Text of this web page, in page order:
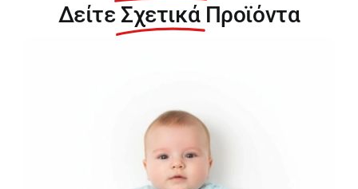
Δείτε Σχετικά Προϊόντα